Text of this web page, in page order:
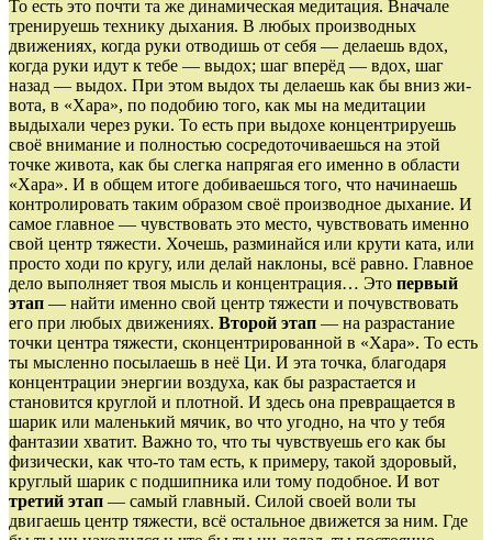
То есть это почти та же дина­ми­ческая медитация. Вначале
тренируешь технику дыхания. В любых производных
движениях, когда руки отводишь от себя — делаешь вдох,
когда руки идут к тебе — выдох; шаг вперёд — вдох, шаг
назад — вы­дох. При этом выдох ты делаешь как бы вниз жи­
вота, в «Хара», по подобию того, как мы на медитации
выдыхали через руки. То есть при выдо­хе концентрируешь
своё внимание и полностью сосредоточиваешься на этой
точке живота, как бы слегка напрягая его именно в области
«Хара». И в общем итоге добиваешься того, что начинаешь
контро­лировать таким образом своё производное дыхание. И
самое главное — чувствовать это место, чувство­вать именно
свой центр тяжести. Хочешь, разминайся или крути ката, или
просто ходи по кругу, или делай наклоны, всё равно. Глав­ное
дело выполняет твоя мысль и концентрация… Это первый
этап — найти именно свой центр тяже­сти и почув­ствовать
его при любых движениях. Второй этап — на разрастание
точки центра тяжести, сконцентрированной в «Хара». То есть
ты мысленно посылаешь в неё Ци. И эта точка, благо­даря
концен­трации энергии воздуха, как бы разрастается и
становится круглой и плотной. И здесь она превра­щается в
шарик или маленький мячик, во что угодно, на что у тебя
фантазии хватит. Важно то, что ты чувствуешь его как бы
физически, как что-то там есть, к примеру, такой здоровый,
круглый шарик с подшипника или тому подобное. И вот
третий этап — самый главный. Силой своей во­ли ты
двигаешь центр тяжести, всё остальное дви­жется за ним. Где